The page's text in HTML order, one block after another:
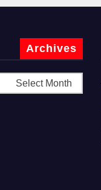
Archives